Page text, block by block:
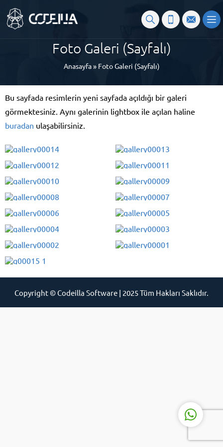
Foto Galeri (Sayfalı)
Anasayfa» Foto Galeri (Sayfalı)
Bu sayfada resimlerin yeni sayfada açıldığı bir galeri
görmektesiniz. Aynı galerinin lightbox ile açılan haline
buradan ulaşabilirsiniz.
Copyright © Codeilla Software | 2025 Tüm Hakları Saklıdır.
Müşteri Destek Uzmanı